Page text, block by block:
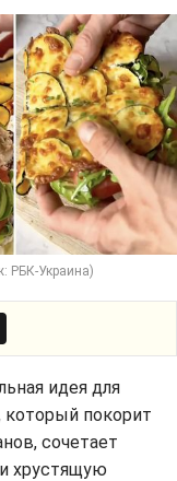
РБК-Украина)
идея для
который покорит
сочетает
хрустящую